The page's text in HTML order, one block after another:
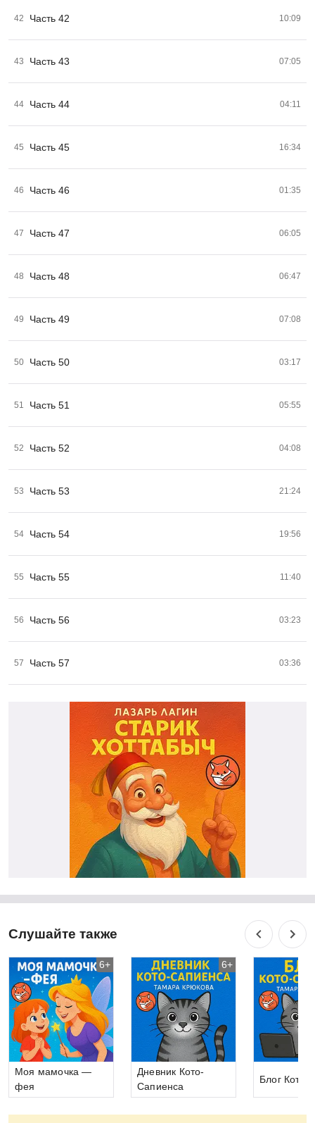
42 Часть 42 10:09
43 Часть 43 07:05
44 Часть 44 04:11
45 Часть 45 16:34
46 Часть 46 01:35
47 Часть 47 06:05
48 Часть 48 06:47
49 Часть 49 07:08
50 Часть 50 03:17
51 Часть 51 05:55
52 Часть 52 04:08
53 Часть 53 21:24
54 Часть 54 19:56
55 Часть 55 11:40
56 Часть 56 03:23
57 Часть 57 03:36
Слушайте также
Моя мамочка —
фея
6+
Дневник Кото-
Сапиенса
6+
Блог Кото-